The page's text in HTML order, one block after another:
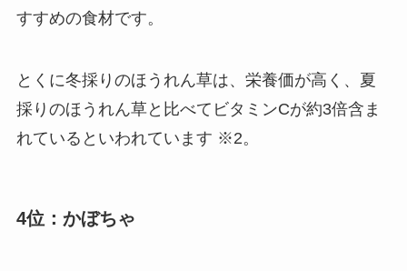
すすめの食材です。
とくに冬採りのほうれん草は、栄養価が高く、夏
採りのほうれん草と比べてビタミンCが約3倍含ま
れているといわれています ※2。
4位：かぼちゃ